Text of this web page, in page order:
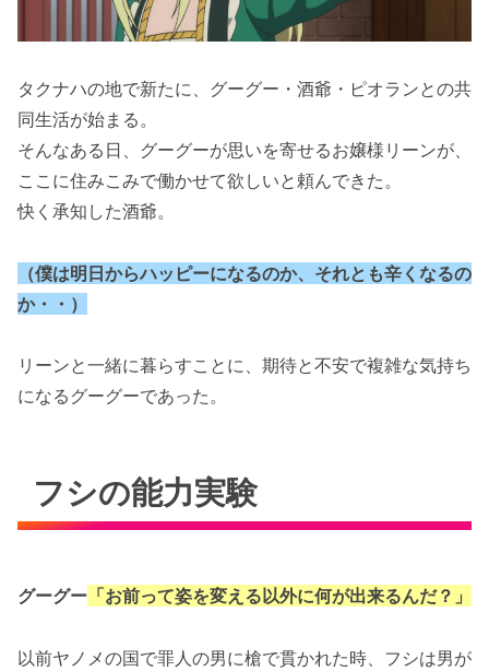
タクナハの地で新たに、グーグー・酒爺・ピオランとの共
同生活が始まる。
そんなある日、グーグーが思いを寄せるお嬢様リーンが、
ここに住みこみで働かせて欲しいと頼んできた。
快く承知した酒爺。
（僕は明日からハッピーになるのか、それとも辛くなるの
か・・）
リーンと一緒に暮らすことに、期待と不安で複雑な気持ち
になるグーグーであった。
フシの能力実験
グーグー 「お前って姿を変える以外に何が出来るんだ？」
以前ヤノメの国で罪人の男に槍で貫かれた時、フシは男が